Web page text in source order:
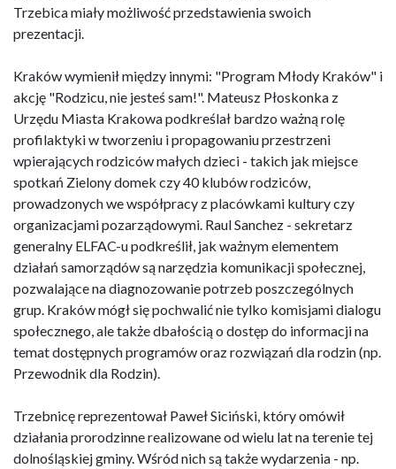
Trzebica miały możliwość przedstawienia swoich
prezentacji.
Kraków wymienił między innymi: "Program Młody Kraków" i
akcję "Rodzicu, nie jesteś sam!". Mateusz Płoskonka z
Urzędu Miasta Krakowa podkreślał bardzo ważną rolę
profilaktyki w tworzeniu i propagowaniu przestrzeni
wpierających rodziców małych dzieci - takich jak miejsce
spotkań Zielony domek czy 40 klubów rodziców,
prowadzonych we współpracy z placówkami kultury czy
organizacjami pozarządowymi. Raul Sanchez - sekretarz
generalny ELFAC-u podkreślił, jak ważnym elementem
działań samorządów są narzędzia komunikacji społecznej,
pozwalające na diagnozowanie potrzeb poszczególnych
grup. Kraków mógł się pochwalić nie tylko komisjami dialogu
społecznego, ale także dbałością o dostęp do informacji na
temat dostępnych programów oraz rozwiązań dla rodzin (np.
Przewodnik dla Rodzin).
Trzebnicę reprezentował Paweł Siciński, który omówił
działania prorodzinne realizowane od wielu lat na terenie tej
dolnośląskiej gminy. Wśród nich są także wydarzenia - np.